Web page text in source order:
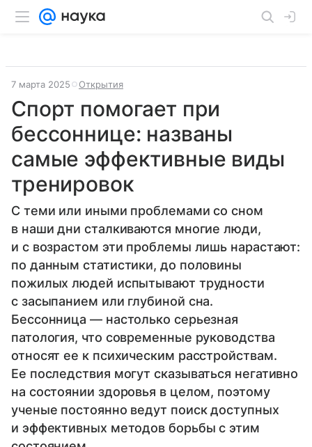
7 марта 2025 Открытия
Спорт помогает при
бессоннице: названы
самые эффективные виды
тренировок
С теми или иными проблемами со сном
в наши дни сталкиваются многие люди,
и с возрастом эти проблемы лишь нарастают:
по данным статистики, до половины
пожилых людей испытывают трудности
с засыпанием или глубиной сна.
Бессонница — настолько серьезная
патология, что современные руководства
относят ее к психическим расстройствам.
Ее последствия могут сказываться негативно
на состоянии здоровья в целом, поэтому
ученые постоянно ведут поиск доступных
и эффективных методов борьбы с этим